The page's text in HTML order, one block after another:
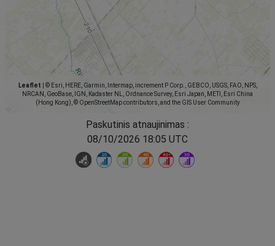
Leaflet
© Esri, HERE, Garmin, Intermap, increment P Corp., GEBCO, USGS, FAO, NPS,
NRCAN, GeoBase, IGN, Kadaster NL, Ordnance Survey, Esri Japan, METI, Esri China
(Hong Kong), © OpenStreetMap contributors, and the GIS User Community
Paskutinis atnaujinimas :
08/10/2026 18:05 UTC